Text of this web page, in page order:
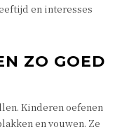
en interesses
ZO GOED
Kinderen oefenen
en vouwen. Ze